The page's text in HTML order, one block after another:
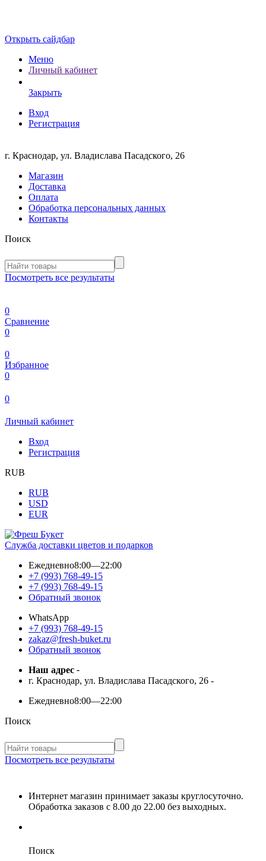
Открыть сайдбар
Меню
Личный кабинет
Закрыть
Вход
Регистрация
г. Краснодар, ул. Владислава Пасадского, 26
Магазин
Доставка
Оплата
Обработка персональных данных
Контакты
Поиск
Посмотреть все результаты
0
Сравнение
0
0
Избранное
0
0
Личный кабинет
Вход
Регистрация
RUB
RUB
USD
EUR
Служба доставки цветов и подарков
Ежедневно8:00—22:00
+7 (993) 768-49-15
+7 (993) 768-49-15
Обратный звонок
WhatsApp
+7 (993) 768-49-15
zakaz@fresh-buket.ru
Обратный звонок
Наш адрес -
г. Краснодар, ул. Владислава Пасадского, 26 -
Ежедневно8:00—22:00
Поиск
Посмотреть все результаты
Интернет магазин принимает заказы круглосуточно.
Обработка заказов с 8.00 до 22.00 без выходных.
Поиск